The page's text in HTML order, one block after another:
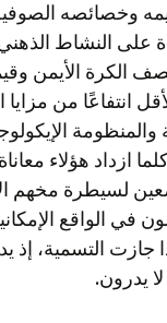
وخصائصه
على النشاط
الكرة الأيمن
انتفاعًا من مزايا
ازداد هؤلاء
لسيطرة مخهم
في الواقع
جازت التسمية، إذ
يدرون.